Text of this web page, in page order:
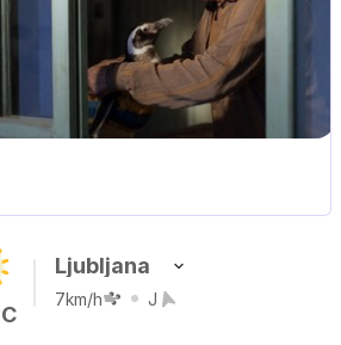
Ljubljana
7km/h J